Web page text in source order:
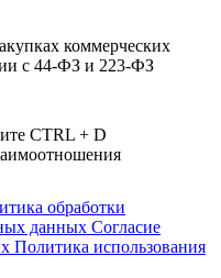
коммерческих
с 44-ФЗ и 223-ФЗ
CTRL + D
обработки
данных Согласие
Политика использования